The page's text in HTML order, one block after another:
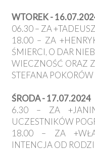
WTOREK -
06.30 – ZA
18.00 – ZA
ŚMIERCI, O DAR
WIECZNOŚĆ ORAZ
STEFANA POKORÓW
ŚRODA - 17.07.2024
6.30 – ZA
UCZESTNIKÓW
18.00 – ZA
INTENCJA OD